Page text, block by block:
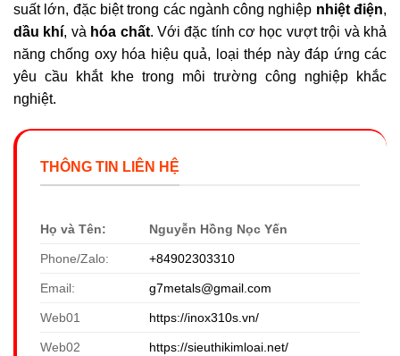
suất lớn, đặc biệt trong các ngành công nghiệp nhiệt điện,
dầu khí, và hóa chất. Với đặc tính cơ học vượt trội và khả
năng chống oxy hóa hiệu quả, loại thép này đáp ứng các
yêu cầu khắt khe trong môi trường công nghiệp khắc
nghiệt.
THÔNG TIN LIÊN HỆ
Họ và Tên: Nguyễn Hồng Nọc Yến
Phone/Zalo: +84902303310
Email: g7metals@gmail.com
Web01 https://inox310s.vn/
Web02 https://sieuthikimloai.net/